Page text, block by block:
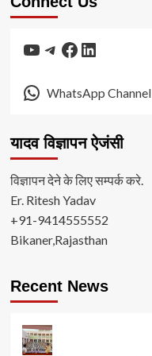
YouTube
Telegram
Facebook
LinkedIn
WhatsApp Channel
यादव विज्ञापन ऐजंसी
विज्ञापन देने के लिए सम्पर्क करे.
Er. Ritesh Yadav
+91-9414555552
Bikaner,Rajasthan
Recent News